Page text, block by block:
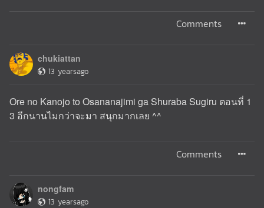
Comments
chukiattan
13 yearsago
Ore no Kanojo to Osananajimi ga Shuraba Sugiru ตอนที่ 1
3 อีกนานไมกว่าจะมา สนุกมากเลย ^^
Comments
nongfam
13 yearsago